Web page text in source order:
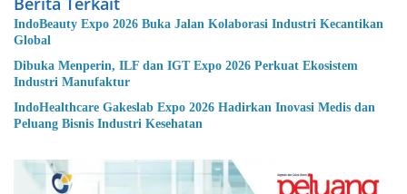
IndoBeauty Expo 2026 Buka Jalan Kolaborasi Industri Kecantikan
Global
Dibuka Menperin, ILF dan IGT Expo 2026 Perkuat Ekosistem
Industri Manufaktur
IndoHealthcare Gakeslab Expo 2026 Hadirkan Inovasi Medis dan
Peluang Bisnis Industri Kesehatan